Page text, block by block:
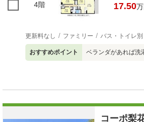
4階 17.50
更新料なし ファミリー バス・トイレ別
おすすめポイント ベランダがあれば洗
コーポ梨